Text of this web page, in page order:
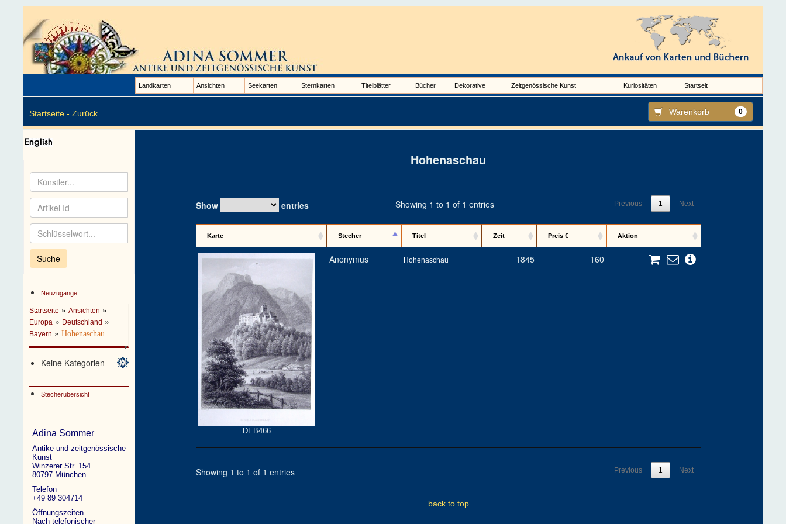
Landkarten Ansichten Seekarten Sternkarten Titelblätter Bücher Dekorative Zeitgenössische Kunst Kuriositäten Startseit
Startseite - Zurück Warenkorb 0
Neuzugänge
Startseite »Ansichten »
Europa » Deutschland »
Bayern »Hohenaschau
Keine Kategorien
Stecherübersicht
Adina Sommer
Antike und zeitgenössische
Kunst
Winzerer Str. 154
80797 München
Telefon
+49 89 304714
Öffnungszeiten
Nach telefonischer
Hohenaschau
Show entries Showing 1 to 1 of 1 entries Previous 1 Next
Karte Stecher Titel Zeit Preis € Aktion
DEB466
Anonymus Hohenaschau 1845 160
Showing 1 to 1 of 1 entries Previous 1 Next
back to top